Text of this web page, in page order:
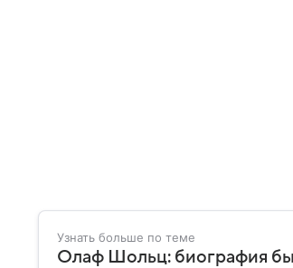
Узнать больше по теме
Олаф Шольц: биография